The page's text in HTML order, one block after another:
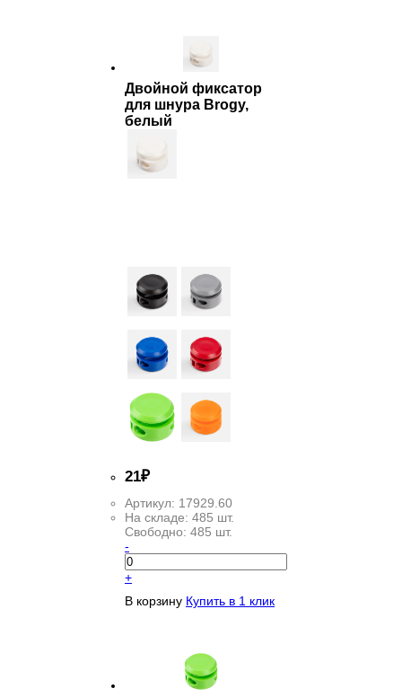
Двойной фиксатор
для шнура Brogy,
белый
21₽
Артикул: 17929.60
На складе: 485 шт.
Свободно: 485 шт.
-
+
В корзину Купить в 1 клик